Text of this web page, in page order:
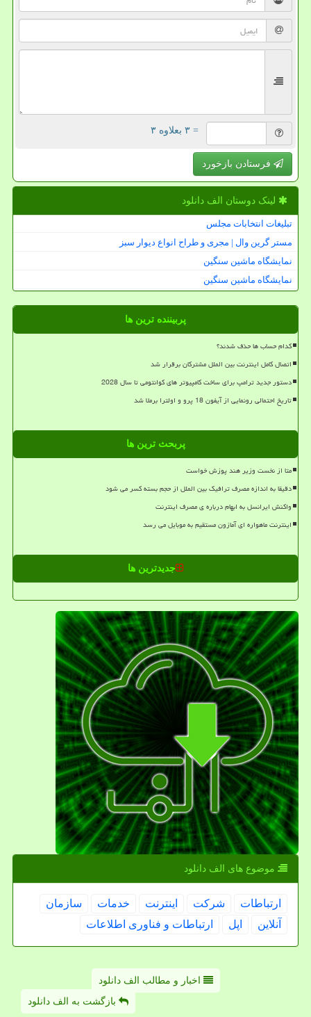
= ۳ بعلاوه ۳
فرستادن بازخورد
لینک دوستان الف دانلود
تبلیغات انتخابات مجلس
مستر گرین وال | مجری و طراح انواع دیوار سبز
نمایشگاه ماشین سنگین
نمایشگاه ماشین سنگین
پربیننده ترین ها
کدام حساب ها حذف شدند؟
اتصال کامل اینترنت بین الملل مشترکان برقرار شد
دستور جدید ترامپ برای ساخت کامپیوتر های کوانتومی تا سال 2028
تاریخ احتمالی رونمایی از آیفون 18 پرو و اولترا برملا شد
پربحث ترین ها
متا از نخست وزیر هند پوزش خواست
دقیقا به اندازه مصرف ترافیک بین الملل از حجم بسته کسر می شود
واکنش ایرانسل به ابهام درباره ی مصرف اینترنت
اینترنت ماهواره ای آمازون مستقیم به موبایل می رسد
جدیدترین ها
موضوع های الف دانلود
ارتباطات شركت اینترنت خدمات
سازمان
آنلاین
اپل ارتباطات و فناوری اطلاعات
اخبار و مطالب الف دانلود
بازگشت به الف دانلود